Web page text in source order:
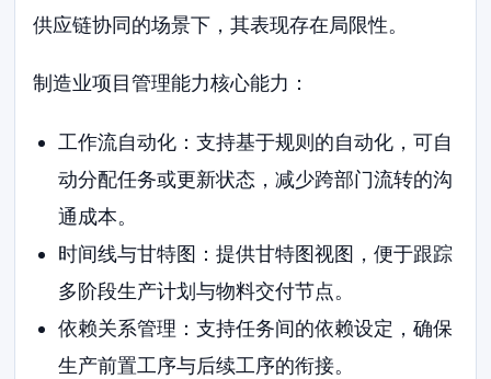
供应链协同的场景下，其表现存在局限性。
制造业项目管理能力核心能力：
工作流自动化：支持基于规则的自动化，可自
动分配任务或更新状态，减少跨部门流转的沟
通成本。
时间线与甘特图：提供甘特图视图，便于跟踪
多阶段生产计划与物料交付节点。
依赖关系管理：支持任务间的依赖设定，确保
生产前置工序与后续工序的衔接。